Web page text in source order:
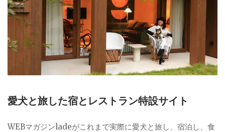
愛犬と旅した宿とレストラン特設サイト
WEBマガジンladeがこれまで実際に愛犬と旅し、宿泊し、食